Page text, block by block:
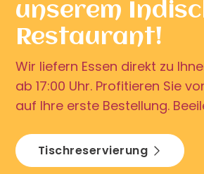
unserem
Restaurant!
Wir liefern Essen direkt zu
ab 17:00 Uhr. Profitieren Sie
auf Ihre erste Bestellung.
Tischreservierung